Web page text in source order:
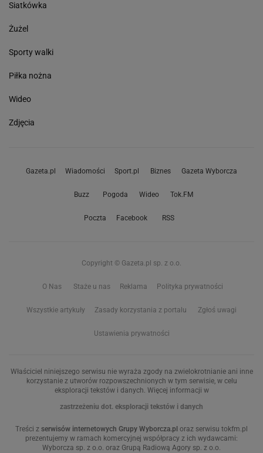
Siatkówka
Żużel
Sporty walki
Piłka nożna
Wideo
Zdjęcia
Gazeta.pl Wiadomości Sport.pl Biznes Gazeta Wyborcza
Buzz Pogoda Wideo Tok.FM
Poczta Facebook RSS
Copyright © Gazeta.pl sp. z o.o.
O Nas Staże u nas Reklama Polityka prywatności
Wszystkie artykuły Zasady korzystania z portalu Zgłoś uwagi
Ustawienia prywatności
Właściciel niniejszego serwisu nie wyraża zgody na zwielokrotnianie ani inne
korzystanie z utworów rozpowszechnionych w tym serwisie, w celu
eksploracji tekstów i danych. Więcej informacji w
zastrzeżeniu dot. eksploracji tekstów i danych
Treści z serwisów internetowych Grupy Wyborcza.pl oraz serwisu tokfm.pl
prezentujemy w ramach komercyjnej współpracy z ich wydawcami:
Wyborcza sp. z o.o. oraz Grupą Radiową Agory sp. z o.o.